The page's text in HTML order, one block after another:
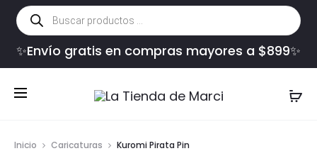
Búsqueda
de
productos
✨Envío gratis en compras mayores a $899✨
Inicio Caricaturas Kuromi Pirata Pin